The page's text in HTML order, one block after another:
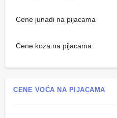
Cene junadi na pijacama
Cene koza na pijacama
CENE VOĆA NA PIJACAMA